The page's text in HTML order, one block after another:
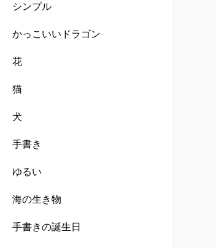
シンプル
かっこいいドラゴン
花
猫
犬
手書き
ゆるい
海の生き物
手書きの誕生日